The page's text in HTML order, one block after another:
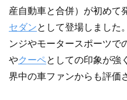
産自動車と合併）が初めて
セダンとして登場しました
ンジやモータースポーツで
やクーペとしての印象が強
界中の車ファンからも評価